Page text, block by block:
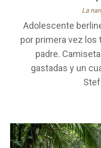
La
Adolescente
por primera vez los
padre.
gastadas y un